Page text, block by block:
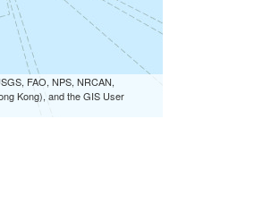
FAO, NPS, NRCAN,
Kong), and the GIS User